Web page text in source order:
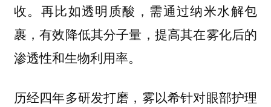
收。再比如透明质酸，需通过纳米水解包
裹，有效降低其分子量，提高其在雾化后的
渗透性和生物利用率。
历经四年多研发打磨，雾以希针对眼部护理